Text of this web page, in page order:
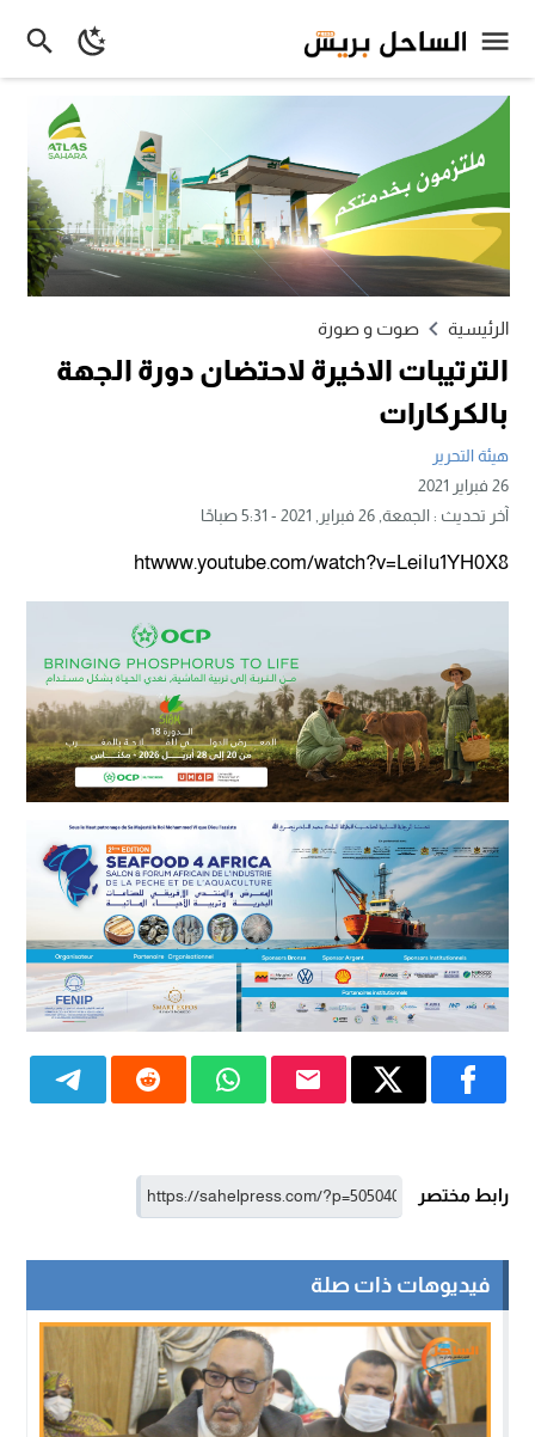
الرئيسية صوت و صورة
الترتيبات الاخيرة لاحتضان دورة الجهة
بالكركارات
هيئة التحرير
26 فبراير 2021
آخر تحديث :الجمعة, 26 فبراير, 2021 - 5:31 صباحًا
htwww.youtube.com/watch?v=LeiIu1YH0X8
رابط مختصر
فيديوهات ذات صلة